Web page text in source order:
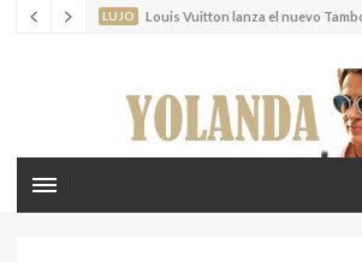
LUJO Louis Vuitton lanza el nuevo